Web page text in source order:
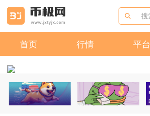
首页 行情 平台